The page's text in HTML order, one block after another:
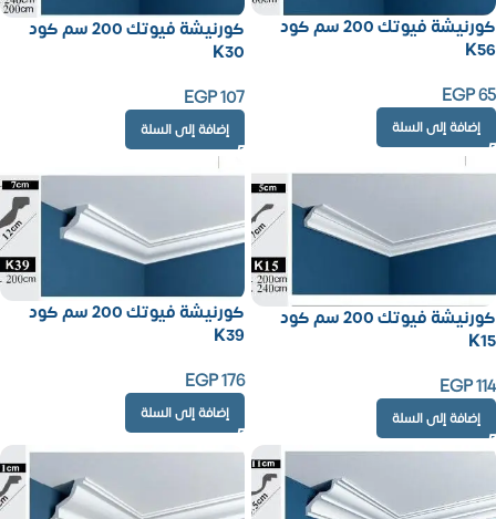
كورنيشة فيوتك 200 سم كود
K56
EGP65
إضافة إلى السلة
كورنيشة فيوتك 200 سم كود
K30
EGP107
إضافة إلى السلة
كورنيشة فيوتك 200 سم كود
K15
EGP114
إضافة إلى السلة
كورنيشة فيوتك 200 سم كود
K39
EGP176
إضافة إلى السلة